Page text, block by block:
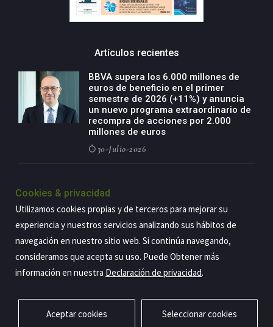
Artículos recientes
BBVA supera los 6.000 millones de
euros de beneficio en el primer
semestre de 2026 (+11%) y anuncia
un nuevo programa extraordinario de
recompra de acciones por 2.000
millones de euros
30-Julio-2026
negocio agro con un modelo global
países
29-Julio-2026
Privacidad Aviso legal Política de cookies Contacto
Cookies & privacidad
Utilizamos cookies propias y de terceros para mejorar su
experiencia y nuestros servicios analizando sus hábitos de
navegación en nuestro sitio web. Si continúa navegando,
consideramos que acepta su uso. Puede Obtener más
información en nuestra Declaración de privacidad.
Aceptar cookies Seleccionar cookies